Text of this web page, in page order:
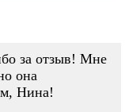
за отзыв! Мне
она
Нина!